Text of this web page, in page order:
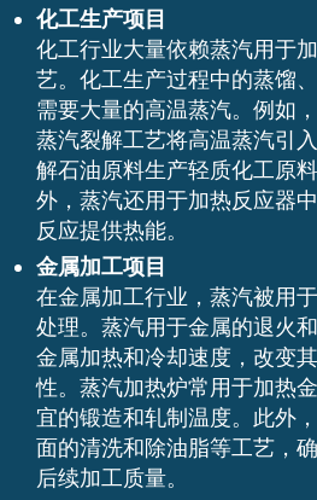
化工生产项目
化工行业大量依赖蒸汽用于
艺。化工生产过程中的蒸馏
需要大量的高温蒸汽。例如
蒸汽裂解工艺将高温蒸汽引
解石油原料生产轻质化工原
外，蒸汽还用于加热反应器
反应提供热能。
金属加工项目
在金属加工行业，蒸汽被用
处理。蒸汽用于金属的退火
金属加热和冷却速度，改变
性。蒸汽加热炉常用于加热
宜的锻造和轧制温度。此外
面的清洗和除油脂等工艺，
后续加工质量。